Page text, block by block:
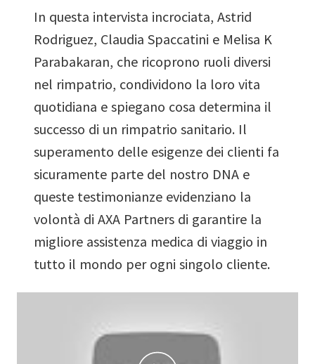
In questa intervista incrociata, Astrid
Rodriguez, Claudia Spaccatini e Melisa K
Parabakaran, che ricoprono ruoli diversi
nel rimpatrio, condividono la loro vita
quotidiana e spiegano cosa determina il
successo di un rimpatrio sanitario. Il
superamento delle esigenze dei clienti fa
sicuramente parte del nostro DNA e
queste testimonianze evidenziano la
volontà di AXA Partners di garantire la
migliore assistenza medica di viaggio in
tutto il mondo per ogni singolo cliente.